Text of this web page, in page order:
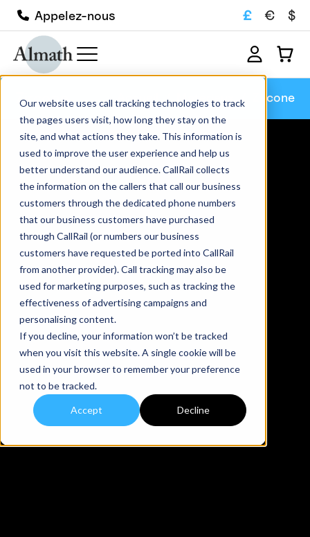
Our website uses call tracking technologies to track
the pages users visit, how long they stay on the
site, and what actions they take. This information is
used to improve the user experience and help us
better understand our audience. CallRail collects
the information on the callers that call our business
customers through the dedicated phone numbers
that our business customers have purchased
through CallRail (or numbers our business
customers have requested be ported into CallRail
from another provider). Call tracking may also be
used for marketing purposes, such as tracking the
effectiveness of advertising campaigns and
personalising content.
If you decline, your information won’t be tracked
when you visit this website. A single cookie will be
used in your browser to remember your preference
not to be tracked.
Accept Decline
Appelez-nous £ € $
Zircone Accueil Matériaux Zircone